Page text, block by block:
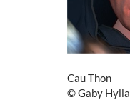
Cau Thon
© Gaby Hylla